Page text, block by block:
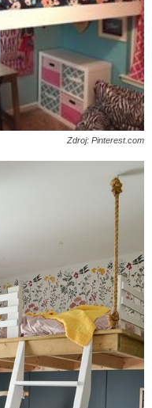
Zdroj: Pinterest.com